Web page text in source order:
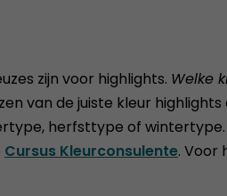
zijn voor highlights. Welke
van de juiste kleur
herfsttype of
Cursus Kleurconsulente. Voor